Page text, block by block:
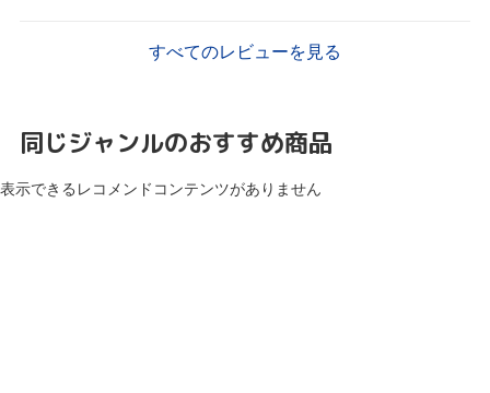
すべてのレビューを見る
同じジャンルのおすすめ商品
表示できるレコメンドコンテンツがありません